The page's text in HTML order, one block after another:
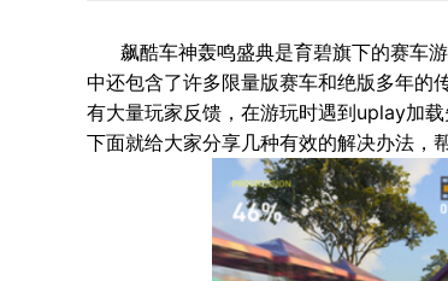
飙酷车神轰鸣盛典是育碧旗下的赛车
中还包含了许多限量版赛车和绝版多年的
有大量玩家反馈，在游玩时遇到uplay加
下面就给大家分享几种有效的解决办法，